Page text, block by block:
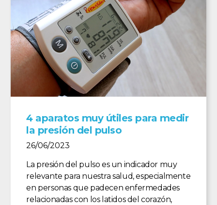
4 aparatos muy útiles para medir
la presión del pulso
26/06/2023
La presión del pulso es un indicador muy
relevante para nuestra salud, especialmente
en personas que padecen enfermedades
relacionadas con los latidos del corazón,